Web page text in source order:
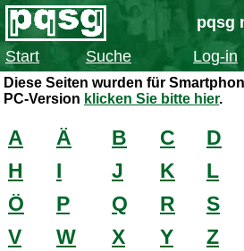
pqsg
Start
Suche Log-in
Diese Seiten wurden für
PC-Version klicken Sie bitte hier.
A Ä B C D
H
I J K L
Ö
P Q R S
V
W X Y Z